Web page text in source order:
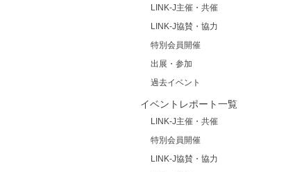
LINK-J主催・共催
LINK-J協賛・協力
特別会員開催
出展・参加
過去イベント
イベントレポート一覧
LINK-J主催・共催
特別会員開催
LINK-J協賛・協力